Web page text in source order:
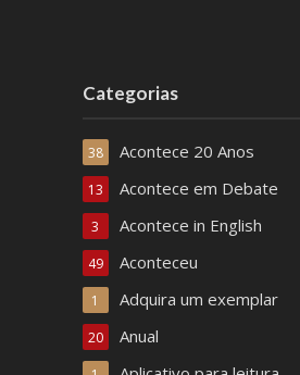
Categorias
Acontece 20 Anos
38
Acontece em Debate
13
Acontece in English
3
Aconteceu
49
Adquira um exemplar
1
Anual
20